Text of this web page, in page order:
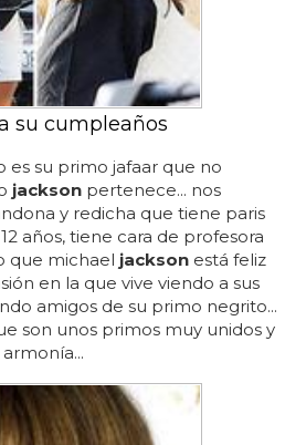
su cumpleaños
es su primo jafaar que no
jackson pertenece... nos
y redicha que tiene paris
años, tiene cara de profesora
que michael jackson está feliz
en la que vive viendo a sus
amigos de su primo negrito...
son unos primos muy unidos y